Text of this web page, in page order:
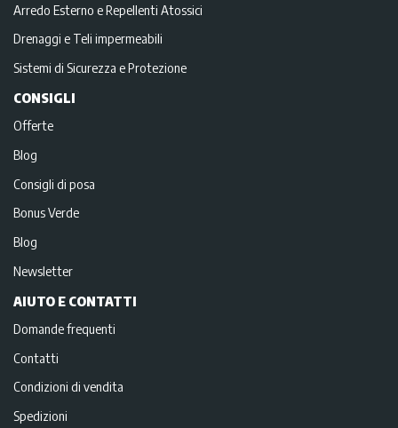
Arredo Esterno e Repellenti Atossici
Drenaggi e Teli impermeabili
Sistemi di Sicurezza e Protezione
CONSIGLI
Offerte
Blog
Consigli di posa
Bonus Verde
Blog
Newsletter
AIUTO E CONTATTI
Domande frequenti
Contatti
Condizioni di vendita
Spedizioni